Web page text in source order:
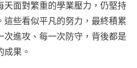
天面對繁重的學業壓力，仍堅持
這些看似平凡的努力，最終積累
次進攻、每一次防守，背後都是
成果。